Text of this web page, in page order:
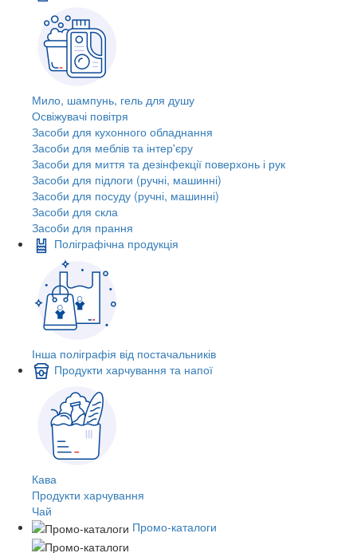
Мило, шампунь, гель для душу
Освіжувачі повітря
Засоби для кухонного обладнання
Засоби для меблів та інтер'єру
Засоби для миття та дезінфекції поверхонь і рук
Засоби для підлоги (ручні, машинні)
Засоби для посуду (ручні, машинні)
Засоби для скла
Засоби для прання
Поліграфічна продукція
Інша поліграфія від постачальників
Продукти харчування та напої
Кава
Продукти харчування
Чай
Промо-каталоги